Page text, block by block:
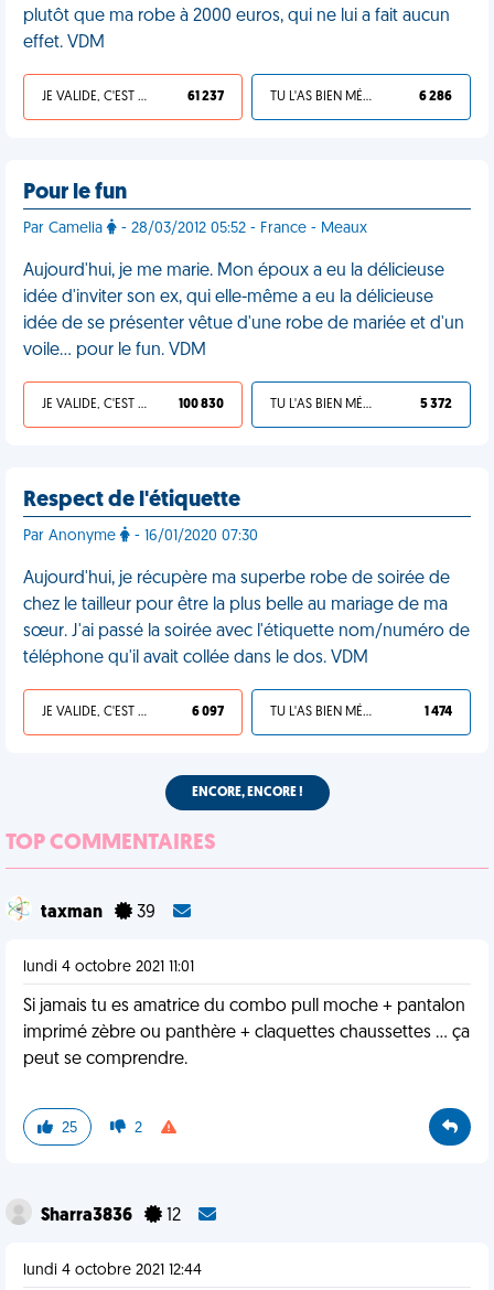
plutôt que ma robe à 2000 euros, qui ne lui a fait aucun
effet. VDM
JE VALIDE, C'EST UNE VDM 61 237 TU L'AS BIEN MÉRITÉ 6 286
Pour le fun
Par Camelia - 28/03/2012 05:52 - France - Meaux
Aujourd'hui, je me marie. Mon époux a eu la délicieuse
idée d'inviter son ex, qui elle-même a eu la délicieuse
idée de se présenter vêtue d'une robe de mariée et d'un
voile… pour le fun. VDM
JE VALIDE, C'EST UNE VDM 100 830 TU L'AS BIEN MÉRITÉ 5 372
Respect de l'étiquette
Par Anonyme - 16/01/2020 07:30
Aujourd'hui, je récupère ma superbe robe de soirée de
chez le tailleur pour être la plus belle au mariage de ma
sœur. J'ai passé la soirée avec l'étiquette nom/numéro de
téléphone qu'il avait collée dans le dos. VDM
JE VALIDE, C'EST UNE VDM 6 097 TU L'AS BIEN MÉRITÉ 1 474
ENCORE, ENCORE !
TOP COMMENTAIRES
taxman 39
lundi 4 octobre 2021 11:01
Si jamais tu es amatrice du combo pull moche + pantalon
imprimé zèbre ou panthère + claquettes chaussettes ... ça
peut se comprendre.
25 2
Sharra3836 12
lundi 4 octobre 2021 12:44